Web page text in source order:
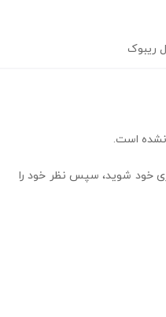
ریبوک
است.
خود شوید، سپس نظر خود را